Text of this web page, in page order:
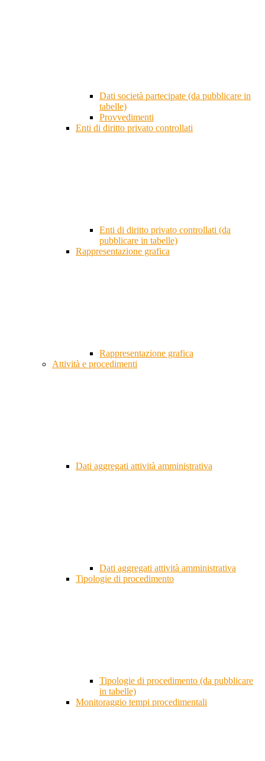
Dati società partecipate (da pubblicare in
tabelle)
Provvedimenti
Enti di diritto privato controllati
Enti di diritto privato controllati (da
pubblicare in tabelle)
Rappresentazione grafica
Rappresentazione grafica
Attività e procedimenti
Dati aggregati attività amministrativa
Dati aggregati attività amministrativa
Tipologie di procedimento
Tipologie di procedimento (da pubblicare
in tabelle)
Monitoraggio tempi procedimentali